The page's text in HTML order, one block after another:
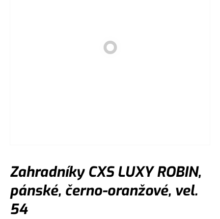
Zahradníky CXS LUXY ROBIN,
pánské, černo-oranžové, vel.
54